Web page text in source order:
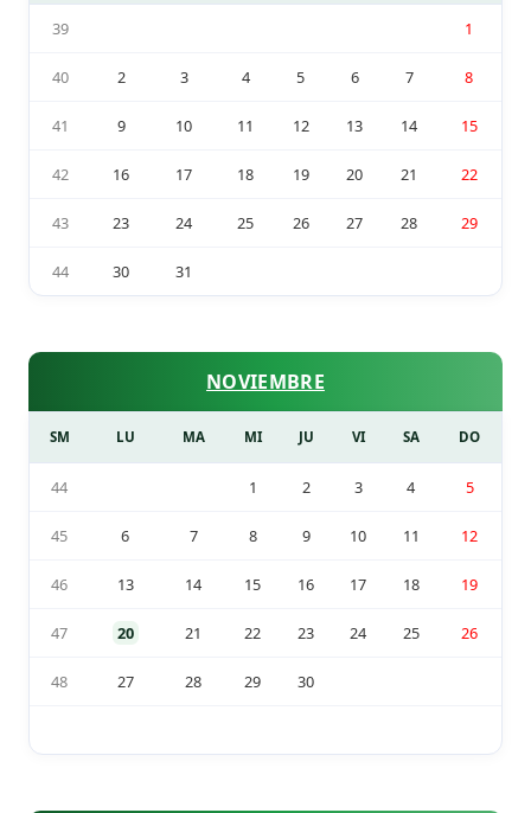
39 1
40 2 3 4 5 6 7 8
41 9 10 11 12 13 14 15
42 16 17 18 19 20 21 22
43 23 24 25 26 27 28 29
44 30 31
NOVIEMBRE
SM LU MA MI JU VI SA DO
44 1 2 3 4 5
45 6 7 8 9 10 11 12
46 13 14 15 16 17 18 19
47 20 21 22 23 24 25 26
48 27 28 29 30